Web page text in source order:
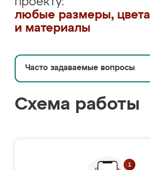
любые размеры, цвета
и материалы
Часто задаваемые вопросы
Схема работы